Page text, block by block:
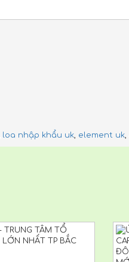
loa nhập khẩu uk, element uk,